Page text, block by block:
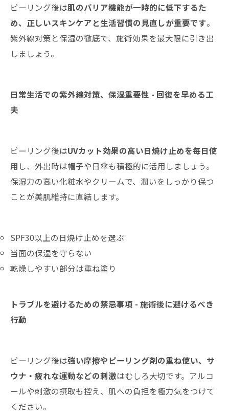
ピーリング後は肌のバリア機能が一時的に低下するた
め、正しいスキンケアと生活習慣の見直しが重要です。
紫外線対策と保湿の徹底で、施術効果を最大限に引き出
しましょう。
日常生活での紫外線対策、保湿重要性 - 回復を早める工
夫
ピーリング後はUVカット効果の高い日焼け止めを毎日使
用 し、外出時は帽子や日傘も積極的に活用しましょう。
保湿力の高い化粧水やクリームで、潤いをしっかり保つ
ことが美肌維持に直結します。
SPF30以上の日焼け止めを選ぶ
当面の保湿を守らない
乾燥しやすい部分は重ね塗り
トラブルを避けるための禁忌事項 - 施術後に避けるべき
行動
ピーリング後は強い摩擦やピーリング剤の重ね使い、サ
ウナ・疲れな運動などの刺激はむしろ大切です。アルコ
ールや刺激の摂取も控え、肌への負担を極力気をつけて
ください。